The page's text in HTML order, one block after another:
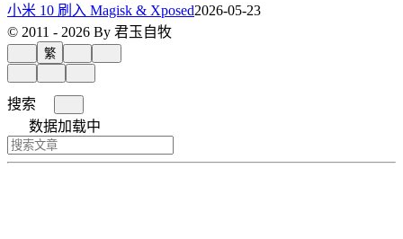
小米 10 刷入 Magisk & Xposed2026-05-23
© 2011 - 2026 By 君玉自牧
繁
搜索
数据加载中